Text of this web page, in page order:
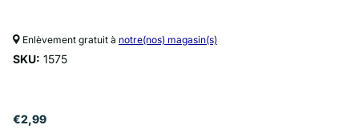
Enlèvement gratuit à notre(nos) magasin(s)
SKU: 1575
€2,99